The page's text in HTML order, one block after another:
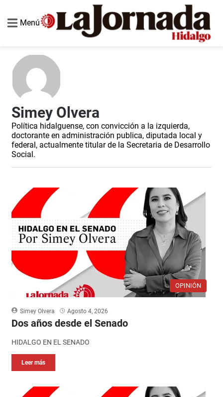
Menú
Simey Olvera
Política hidalguense, con convicción a la izquierda,
doctorante en administración publica, diputada local y
federal, actualmente titular de la Secretaria de Desarrollo
Social.
OPINIÓN
Simey Olvera Agosto 4, 2026
Dos años desde el Senado
HIDALGO EN EL SENADO
Leer más